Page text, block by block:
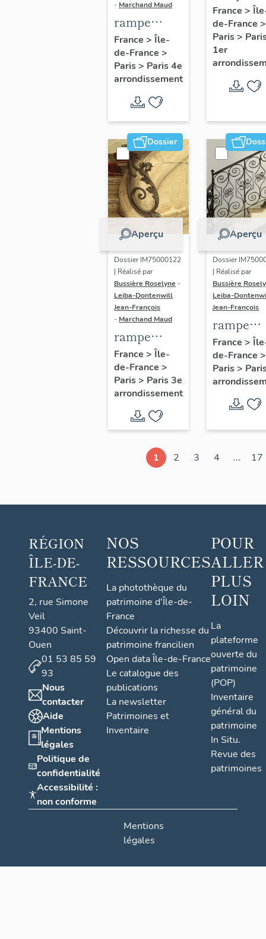
- Marchand Maud
rampe
d'appui,
escalier de
la maison à
cochère
dite hôtel
Charpentier
(non étudié)
France > Île-
de-France >
Paris> Paris 4e
arrondissement
d'appui,
escalier
la
porte
cochère
(non
France >
de-France >
Paris>
1er
Dossier
Aperçu
Dossier IM75000122
| Réalisé par
Bussière Roselyne -
Leiba-Dontenwill
Jean-François
- Marchand Maud
rampe
d'appui,
escalier de
la maison à
cochère
(non étudié)
France > Île-
de-France >
Paris> Paris 3e
arrondissement
Aperçu
Dossier
| Réalisé par
Bussière
Leiba-
Jean-François
rampe
d'appui,
escalier
la
cochère
(non
France >
de-France >
Paris>
1 2 3 4 ... 17
RÉGION
ÎLE-DE-
FRANCE
2, rue Simone
Veil
93400 Saint-
Ouen
01 53 85 59
93
Nous
contacter
Aide
Mentions
légales
Politique de
confidentialité
Accessibilité :
non conforme
NOS
RESSOURCES
La photothèque du
patrimoine d'Île-de-
France
Découvrir la richesse du
patrimoine francilien
Open data Île-de-France
Le catalogue des
publications
La newsletter
Patrimoines et
Inventaire
POUR
ALLER
PLUS
LOIN
La
plateforme
ouverte du
patrimoine
(POP)
Inventaire
général du
patrimoine
In Situ.
Revue des
patrimoines
Mentions
légales